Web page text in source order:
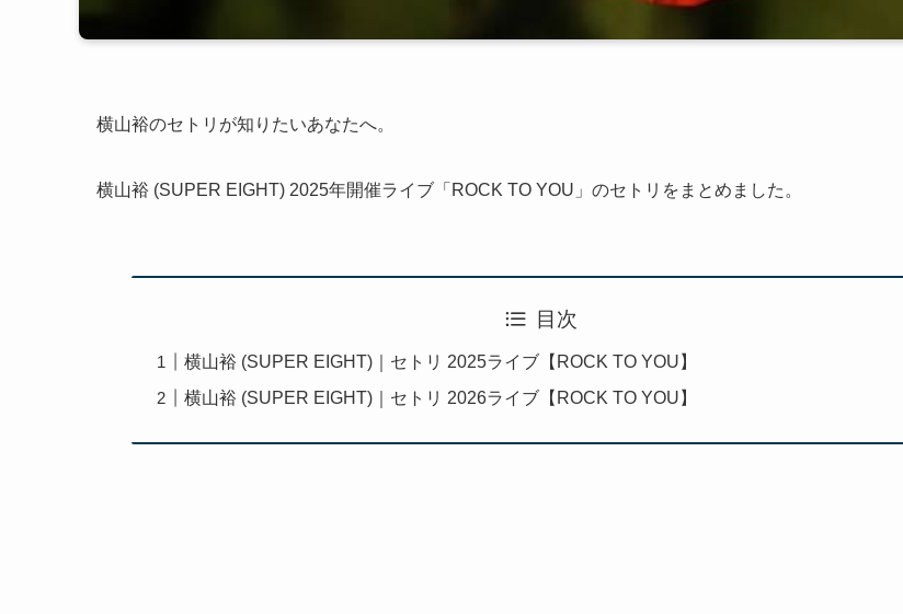
横山裕のセトリが知りたいあなたへ。
横山裕 (SUPER EIGHT) 2025年開催ライブ「ROCK TO YOU」のセトリをまとめました。
目次
横山裕 (SUPER EIGHT)｜セトリ 2025ライブ【ROCK TO YOU】
横山裕 (SUPER EIGHT)｜セトリ 2026ライブ【ROCK TO YOU】